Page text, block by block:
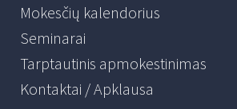
Mokesčių kalendorius
Seminarai
Tarptautinis apmokestinimas
Kontaktai / Apklausa